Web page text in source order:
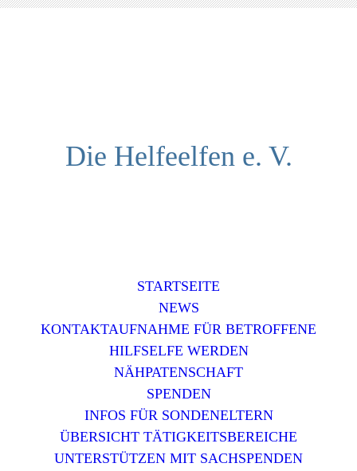
Die Helfeelfen e. V.
STARTSEITE
NEWS
KONTAKTAUFNAHME FÜR BETROFFENE
HILFSELFE WERDEN
NÄHPATENSCHAFT
SPENDEN
INFOS FÜR SONDENELTERN
ÜBERSICHT TÄTIGKEITSBEREICHE
UNTERSTÜTZEN MIT SACHSPENDEN